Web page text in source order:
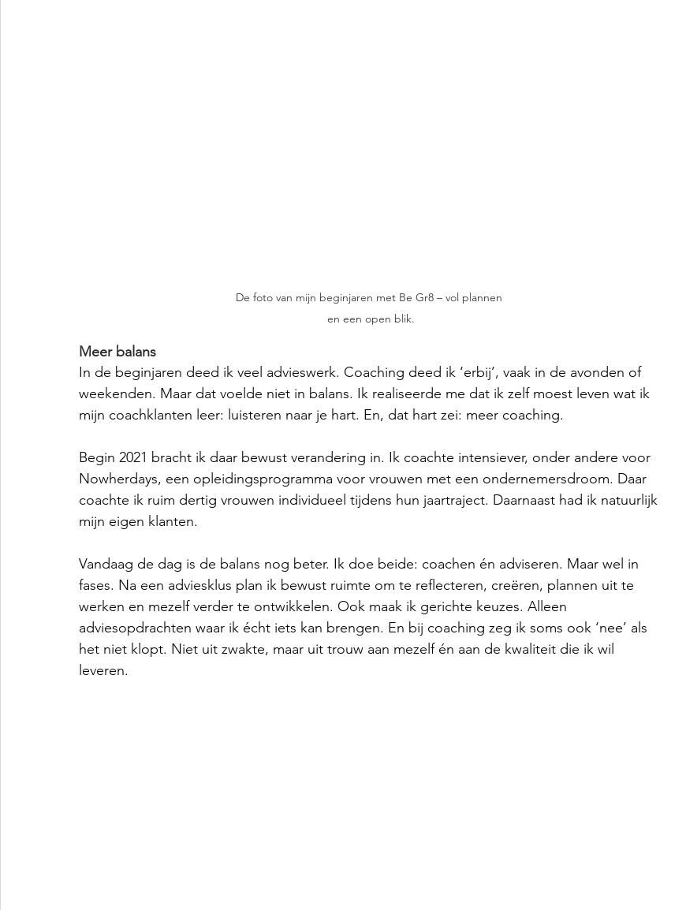
De foto van mijn beginjaren met Be Gr8 – vol plannen
en een open blik.
Meer balans
In de beginjaren deed ik veel advieswerk. Coaching deed ik ‘erbij’, vaak in de avonden of
weekenden. Maar dat voelde niet in balans. Ik realiseerde me dat ik zelf moest leven wat ik
mijn coachklanten leer: luisteren naar je hart. En, dat hart zei: meer coaching.
Begin 2021 bracht ik daar bewust verandering in. Ik coachte intensiever, onder andere voor
Nowherdays, een opleidingsprogramma voor vrouwen met een ondernemersdroom. Daar
coachte ik ruim dertig vrouwen individueel tijdens hun jaartraject. Daarnaast had ik natuurlijk
mijn eigen klanten.
Vandaag de dag is de balans nog beter. Ik doe beide: coachen én adviseren. Maar wel in
fases. Na een adviesklus plan ik bewust ruimte om te reflecteren, creëren, plannen uit te
werken en mezelf verder te ontwikkelen. Ook maak ik gerichte keuzes. Alleen
adviesopdrachten waar ik écht iets kan brengen. En bij coaching zeg ik soms ook ‘nee’ als
het niet klopt. Niet uit zwakte, maar uit trouw aan mezelf én aan de kwaliteit die ik wil
leveren.